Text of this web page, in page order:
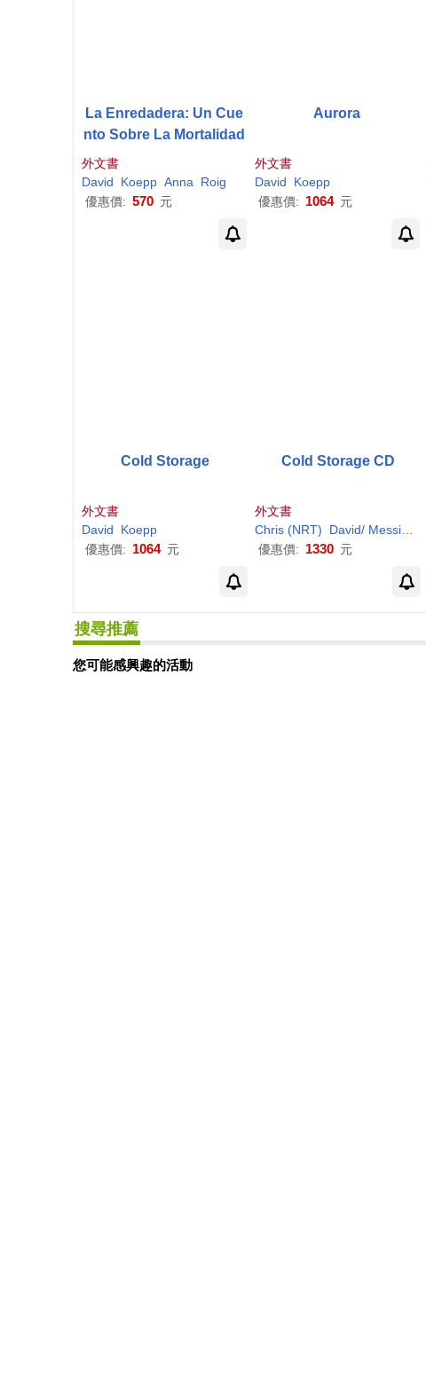
La Enredadera: Un Cue
nto Sobre La Mortalidad
外文書
David
Koepp Anna
Roig
優惠價: 570 元
Aurora
外文書
David
Koepp
優惠價: 1064 元
Cold Storage
外文書
David
Koepp
優惠價: 1064 元
Cold Storage CD
外文書
Chris (NRT)
David/ Messina
優惠價: 1330 元
搜尋推薦
您可能感興趣的活動